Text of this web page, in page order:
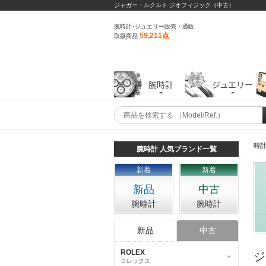
ジャガー・ルクルト ジオフィジック（中古）
腕時計･ジュエリー販売・通販
取扱商品 59,211点
腕時計 ジュエリー
時計
腕時計 人気ブランド一覧
新着
新品
腕時計
新着
中古
腕時計
新品 中古
ROLEX
ロレックス